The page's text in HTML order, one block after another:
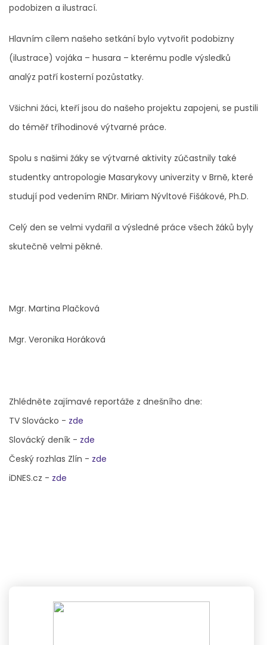
podobizen a ilustrací.
Hlavním cílem našeho setkání bylo vytvořit podobizny
(ilustrace) vojáka – husara – kterému podle výsledků
analýz patří kosterní pozůstatky.
Všichni žáci, kteří jsou do našeho projektu zapojeni, se pustili
do téměř tříhodinové výtvarné práce.
Spolu s našimi žáky se výtvarné aktivity zúčastnily také
studentky antropologie Masarykovy univerzity v Brně, které
studují pod vedením RNDr. Miriam Nývltové Fišákové, Ph.D.
Celý den se velmi vydařil a výsledné práce všech žáků byly
skutečně velmi pěkné.
Mgr. Martina Plačková
Mgr. Veronika Horáková
Zhlédněte zajímavé reportáže z dnešního dne:
TV Slovácko - zde
Slovácký deník - zde
Český rozhlas Zlín - zde
iDNES.cz - zde